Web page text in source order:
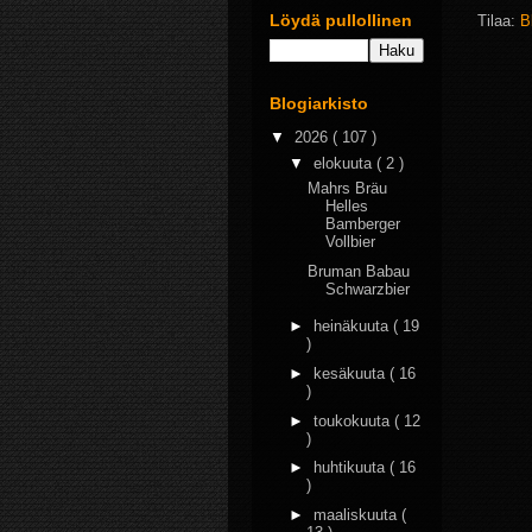
Tilaa:
Löydä pullollinen
Blogiarkisto
▼ 2026 ( 107 )
▼ elokuuta ( 2 )
Mahrs Bräu
Helles
Bamberger
Vollbier
Bruman Babau
Schwarzbier
► heinäkuuta ( 19
)
►
kesäkuuta ( 16
)
► toukokuuta ( 12
)
►
huhtikuuta ( 16
)
► maaliskuuta (